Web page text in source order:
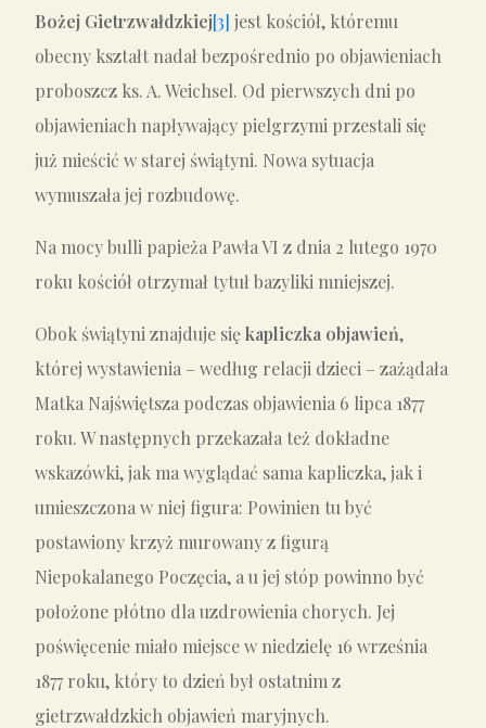
Bożej Gietrzwałdzkiej[3] jest kościół, któremu
obecny kształt nadał bezpośrednio po objawieniach
proboszcz ks. A. Weichsel. Od pierwszych dni po
objawieniach napływający pielgrzymi przestali się
już mieścić w starej świątyni. Nowa sytuacja
wymuszała jej rozbudowę.
Na mocy bulli papieża Pawła VI z dnia 2 lutego 1970
roku kościół otrzymał tytuł bazyliki mniejszej.
Obok świątyni znajduje siękapliczka objawień,
której wystawienia – według relacji dzieci – zażądała
Matka Najświętsza podczas objawienia 6 lipca 1877
roku. W następnych przekazała też dokładne
wskazówki, jak ma wyglądać sama kapliczka, jak i
umieszczona w niej figura: Powinien tu być
postawiony krzyż murowany z figurą
Niepokalanego Poczęcia, a u jej stóp powinno być
położone płótno dla uzdrowienia chorych. Jej
poświęcenie miało miejsce w niedzielę 16 września
1877 roku, który to dzień był ostatnim z
gietrzwałdzkich objawień maryjnych.